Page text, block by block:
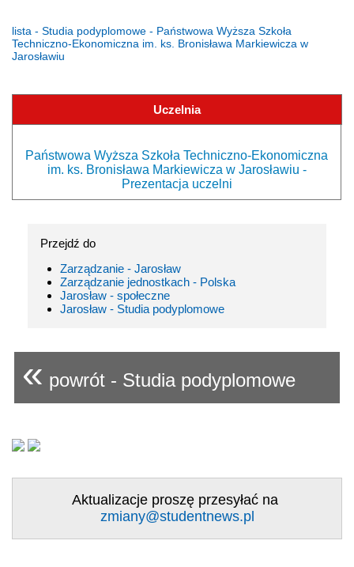
lista - Studia podyplomowe - Państwowa Wyższa Szkoła
Techniczno-Ekonomiczna im. ks. Bronisława Markiewicza w
Jarosławiu
Uczelnia
Państwowa Wyższa Szkoła Techniczno-Ekonomiczna
im. ks. Bronisława Markiewicza w Jarosławiu -
Prezentacja uczelni
Przejdź do
Zarządzanie - Jarosław
Zarządzanie jednostkach - Polska
Jarosław - społeczne
Jarosław - Studia podyplomowe
« powrót - Studia podyplomowe
Aktualizacje proszę przesyłać na
zmiany@studentnews.pl